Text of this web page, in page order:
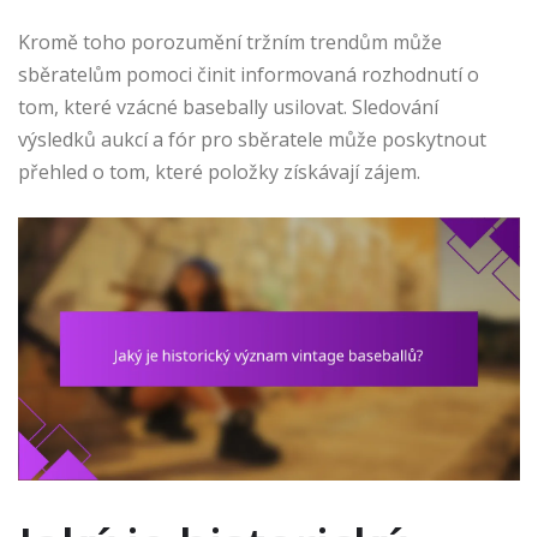
Kromě toho porozumění tržním trendům může
sběratelům pomoci činit informovaná rozhodnutí o
tom, které vzácné basebally usilovat. Sledování
výsledků aukcí a fór pro sběratele může poskytnout
přehled o tom, které položky získávají zájem.